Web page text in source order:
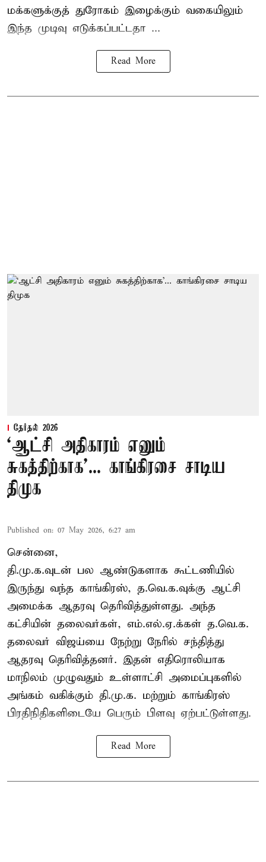
மக்களுக்குத் துரோகம் இழைக்கும் வகையிலும்
இந்த முடிவு எடுக்கப்பட்டதா ...
Read More
தேர்தல் 2026
‘ஆட்சி அதிகாரம் எனும்
சுகத்திற்காக’... காங்கிரசை சாடிய
திமுக
Published on: 07 May 2026, 6:27 am
சென்னை,
தி.மு.க.வுடன் பல ஆண்டுகளாக கூட்டணியில்
இருந்து வந்த காங்கிரஸ், த.வெ.க.வுக்கு ஆட்சி
அமைக்க ஆதரவு தெரிவித்துள்ளது. அந்த
கட்சியின் தலைவர்கள், எம்.எல்.ஏ.க்கள் த.வெ.க.
தலைவர் விஜய்யை நேற்று நேரில் சந்தித்து
ஆதரவு தெரிவித்தனர். இதன் எதிரொலியாக
மாநிலம் முழுவதும் உள்ளாட்சி அமைப்புகளில்
அங்கம் வகிக்கும் தி.மு.க. மற்றும் காங்கிரஸ்
பிரதிநிதிகளிடையே பெரும் பிளவு ஏற்பட்டுள்ளது.
Read More